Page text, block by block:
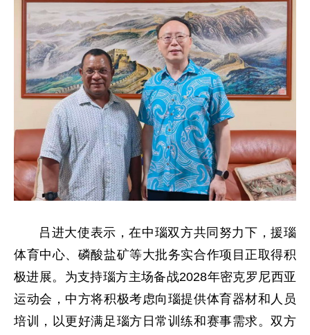
吕进大使表示，在中瑙双方共同努力下，援瑙
体育中心、磷酸盐矿等大批务实合作项目正取得积
极进展。为支持瑙方主场备战2028年密克罗尼西亚
运动会，中方将积极考虑向瑙提供体育器材和人员
培训，以更好满足瑙方日常训练和赛事需求。双方